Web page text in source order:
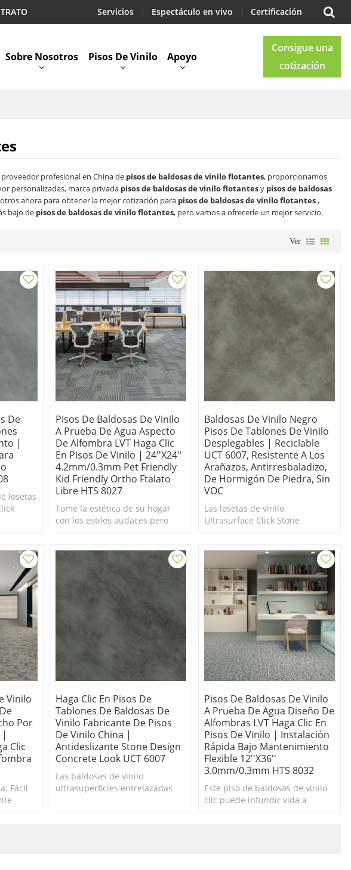
Servicios Espectáculo en vivo Certificación
Sobre Nosotros Pisos De Vinilo Apoyo
Consigue una
cotización
profesional en China de pisos de baldosas de vinilo flotantes, proporcionamos
personalizadas, marca privada pisos de baldosas de vinilo flotantesy pisos de baldosas
ahora para obtener la mejor cotización para pisos de baldosas de vinilo flotantes,
bajo de pisos de baldosas de vinilo flotantes, pero vamos a ofrecerle un mejor servicio.
Ver
De
|
losetas
Pisos De Baldosas De Vinilo
A Prueba De Agua Aspecto
De Alfombra LVT Haga Clic
En Pisos De Vinilo | 24''x24''
4.2mm/0.3mm Pet Friendly
Kid Friendly Ortho Ftalato
Libre HTS 8027
Tome la estética de su hogar
con los estilos audaces pero
Baldosas De Vinilo Negro
Pisos De Tablones De Vinilo
Desplegables | Reciclable
UCT 6007, Resistente A Los
Arañazos, Antirresbaladizo,
De Hormigón De Piedra, Sin
VOC
Las losetas de vinilo
Ultrasurface Click Stone
último en resistencia a las rayas
y las manchas
Vinilo
Por
|
Clic
Fácil
Haga Clic En Pisos De
Tablones De Baldosas De
Vinilo Fabricante De Pisos
De Vinilo China |
Antideslizante Stone Design
Concrete Look UCT 6007
Las baldosas de vinilo
ultrasuperficies entrelazadas
Pisos De Baldosas De Vinilo
A Prueba De Agua Diseño De
Alfombras LVT Haga Clic En
Pisos De Vinilo | Instalación
Rápida Bajo Mantenimiento
Flexible 12''x36''
3.0mm/0.3mm HTS 8032
Este piso de baldosas de vinilo
clic puede infundir vida a